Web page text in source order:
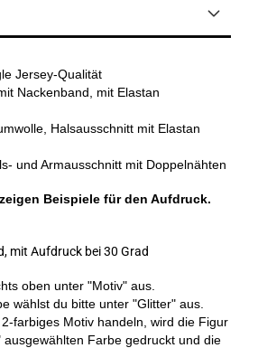
Jersey-Qualität
Nackenband, mit Elastan
Halsausschnitt mit Elastan
und Armausschnitt mit Doppelnähten
Beispiele für den Aufdruck.
mit Aufdruck bei 30 Grad
oben unter "Motiv" aus.
wählst du bitte unter "Glitter" aus.
farbiges Motiv handeln, wird die Figur
Farbe gedruckt und die